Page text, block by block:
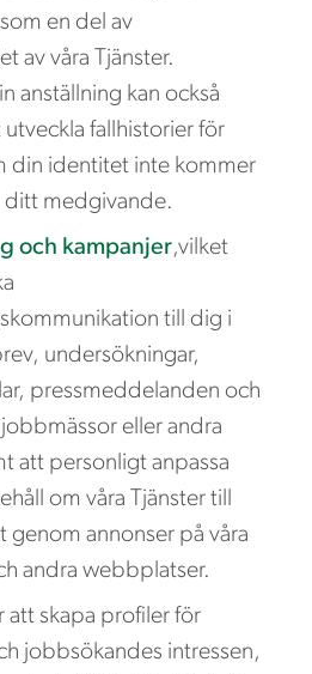
en del av
av våra Tjänster.
anställning kan också
utveckla fallhistorier för
din identitet inte kommer
ditt medgivande.
och kampanjer,vilket
till dig i
undersökningar,
pressmeddelanden och
eller andra
att personligt anpassa
om våra Tjänster till
genom annonser på våra
andra webbplatser.
att skapa profiler för
jobbsökandes intressen,